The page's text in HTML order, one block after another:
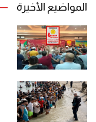
المواضيع الأخيرة